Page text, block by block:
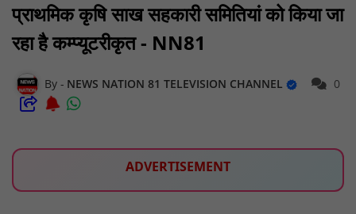
प्राथमिक कृषि साख सहकारी समितियां को किया जा
रहा है कम्प्यूटरीकृत - NN81
NEWS NATION 81 TELEVISION CHANNEL 0
ADVERTISEMENT